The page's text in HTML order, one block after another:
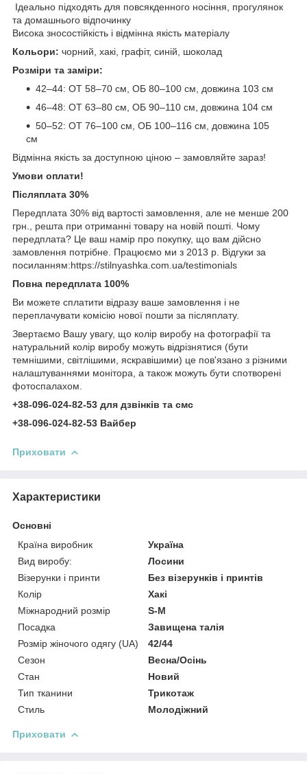
Ідеально підходять для повсякденного носіння, прогулянок
та домашнього відпочинку
Висока зносостійкість і відмінна якість матеріалу
Кольори: чорний, хакі, графіт, синій, шоколад
Розміри та заміри:
42–44: ОТ 58–70 см, ОБ 80–100 см, довжина 103 см
46–48: ОТ 63–80 см, ОБ 90–110 см, довжина 104 см
50–52: ОТ 76–100 см, ОБ 100–116 см, довжина 105
см
Відмінна якість за доступною ціною – замовляйте зараз!
Умови оплати!
Післяплата 30%
Передплата 30% від вартості замовлення, але не менше 200
грн., решта при отриманні товару на новій пошті. Чому
передплата? Це ваш намір про покупку, що вам дійсно
замовлення потрібне. Працюємо ми з 2013 р. Відгуки за
посиланням:https://stilnyashka.com.ua/testimonials
Повна передплата 100%
Ви можете сплатити відразу ваше замовлення і не
переплачувати комісію нової пошти за післяплату.
Звертаємо Вашу увагу, що колір виробу на фотографії та
натуральний колір виробу можуть відрізнятися (бути
темнішими, світлішими, яскравішими) це пов'язано з різними
налаштуваннями монітора, а також можуть бути спотворені
фотоспалахом.
+38-096-024-82-53 для дзвінків та смс
+38-096-024-82-53 Вайбер
Приховати
Характеристики
Основні
Країна виробник
Україна
Вид виробу:
Лосини
Візерунки і принти
Без візерунків і принтів
Колір
Хакі
Міжнародний розмір
S-M
Посадка
Завищена талія
Розмір жіночого одягу (UA)
42/44
Сезон
Весна/Осінь
Стан
Новий
Тип тканини
Трикотаж
Стиль
Молодіжний
Приховати